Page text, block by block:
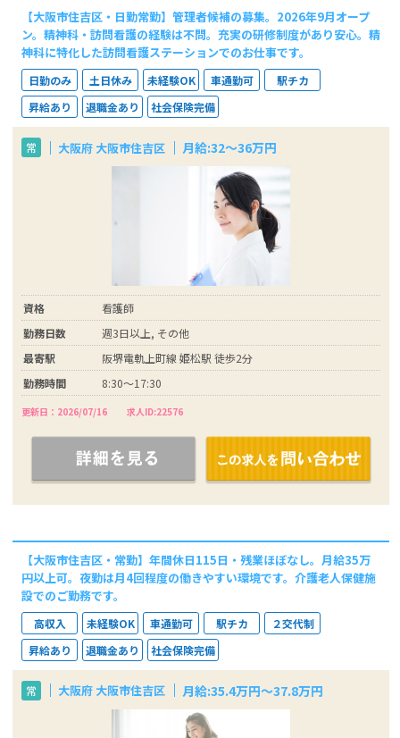
【大阪市住吉区・日勤常勤】管理者候補の募集。2026年9月オープ
ン。精神科・訪問看護の経験は不問。充実の研修制度があり安心。精
神科に特化した訪問看護ステーションでのお仕事です。
日勤のみ 土日休み 未経験OK 車通勤可
駅チカ
昇給あり
退職金あり 社会保険完備
常 大阪府 大阪市住吉区 月給:32～36万円
資格
看護師
勤務日数
週3日以上, その他
最寄駅
阪堺電軌上町線 姫松駅 徒歩2分
勤務時間
8:30～17:30
更新日：2026/07/16 求人ID:22576
【大阪市住吉区・常勤】年間休日115日・残業ほぼなし。月給35万
円以上可。夜勤は月4回程度の働きやすい環境です。介護老人保健施
設でのご勤務です。
高収入 未経験OK 車通勤可 駅チカ
２交代制
昇給あり
退職金あり 社会保険完備
常 大阪府 大阪市住吉区 月給:35.4万円～37.8万円